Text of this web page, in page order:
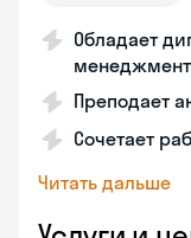
Обладает
Преподает
Сочетает
Читать дальше